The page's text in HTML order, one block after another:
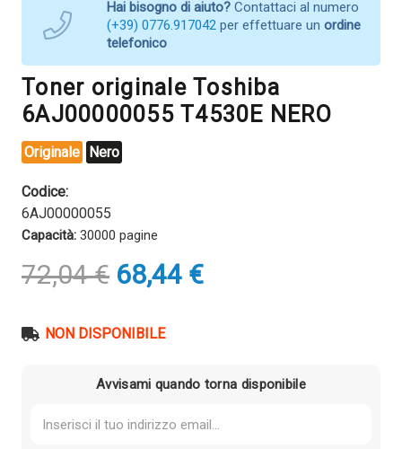
Hai bisogno di aiuto? Contattaci al numero
(+39) 0776.917042 per effettuare un ordine
telefonico
Toner originale Toshiba
6AJ00000055 T4530E NERO
Originale Nero
Codice:
6AJ00000055
Capacità: 30000 pagine
72,04€ Il
prezzo
era:
68,44 €Il
prezzo
NON DISPONIBILE
Avvisami quando torna disponibile